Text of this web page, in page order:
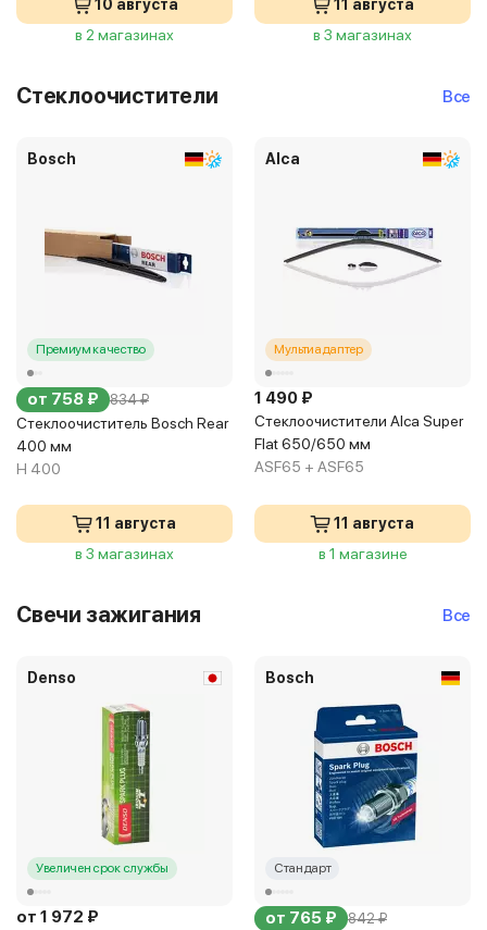
10 августа
в 2 магазинах
11 августа
в 3 магазинах
Стеклоочистители Все
Bosch
Премиум качество
от 758 ₽ 834 ₽
Стеклоочиститель Bosch Rear
400 мм
H 400
11 августа
в 3 магазинах
Alca
Мультиадаптер
1 490 ₽
Стеклоочистители Alca Super
Flat 650/650 мм
ASF65 + ASF65
11 августа
в 1 магазине
Свечи зажигания Все
Denso
Увеличен срок службы
от 1 972 ₽
Bosch
Стандарт
от 765 ₽ 842 ₽